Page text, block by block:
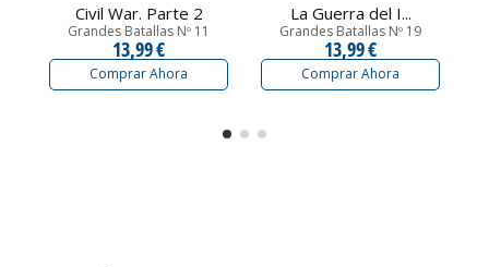
Civil War. Parte 2
Grandes Batallas Nº 11
13,99 €
Comprar Ahora
La Guerra del I...
Grandes Batallas Nº 19
13,99 €
Comprar Ahora